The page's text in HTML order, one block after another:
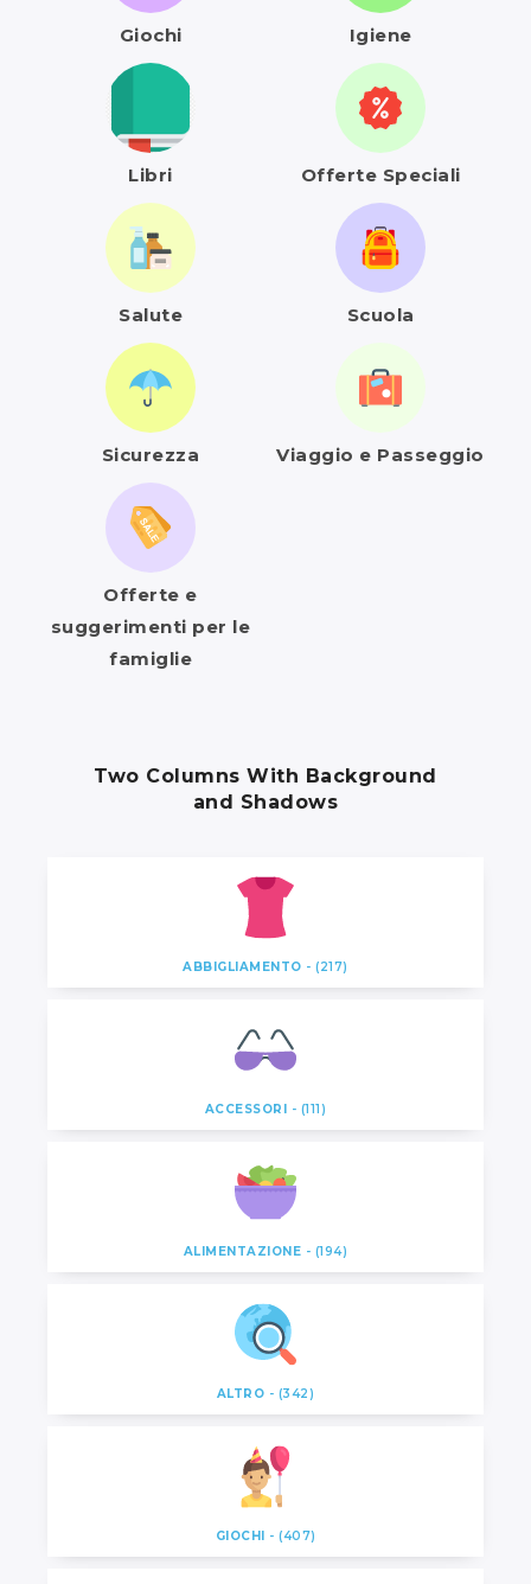
Giochi Igiene
Libri Offerte Speciali
Salute Scuola
Sicurezza Viaggio e Passeggio
Offerte e
suggerimenti per le
famiglie
Two Columns With Background
and Shadows
ABBIGLIAMENTO - (217)
ACCESSORI - (111)
ALIMENTAZIONE - (194)
ALTRO - (342)
GIOCHI - (407)